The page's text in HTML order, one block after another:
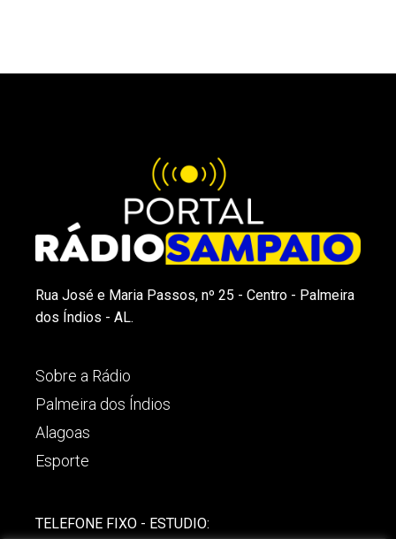
Rua José e Maria Passos, nº 25 - Centro - Palmeira
dos Índios - AL.
Sobre a Rádio
Palmeira dos Índios
Alagoas
Esporte
TELEFONE FIXO - ESTUDIO: